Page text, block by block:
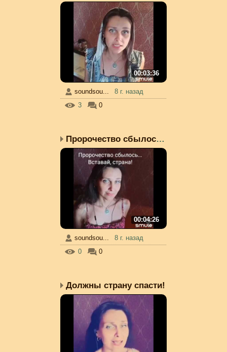
00:03:36
soundsou...
8 г. назад
3
0
Пророчество сбылось... ...
00:04:26
soundsou...
8 г. назад
0
0
Должны страну спасти!